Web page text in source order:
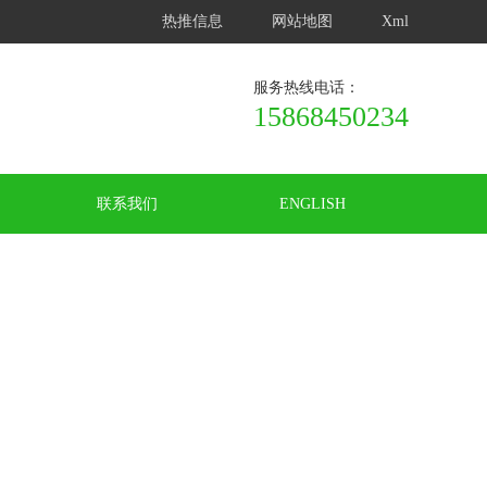
Xml
网站地图
热推信息
服务热线电话：
15868450234
联系我们 ENGLISH